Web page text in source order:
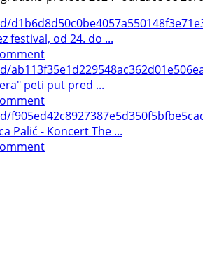
festival, od 24. do ...
peti put pred ...
Palić - Koncert The ...